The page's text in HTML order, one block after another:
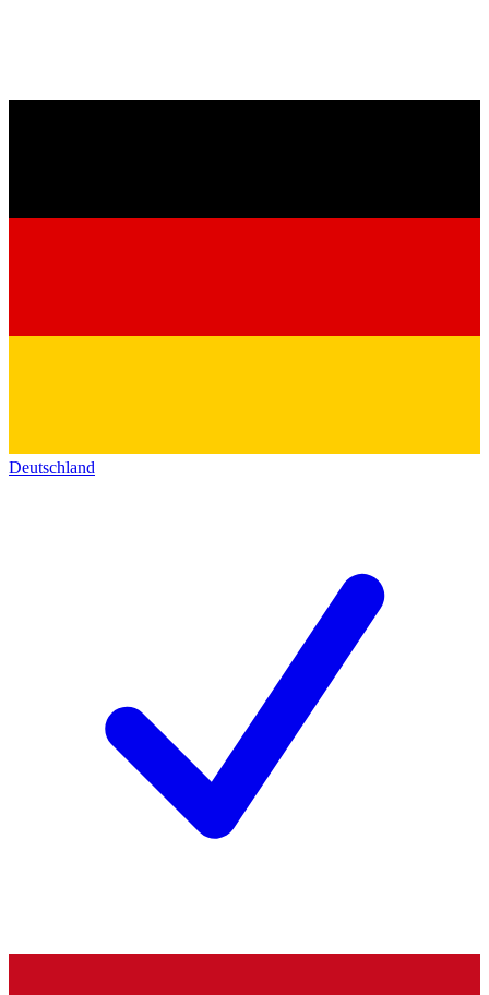
Deutschland